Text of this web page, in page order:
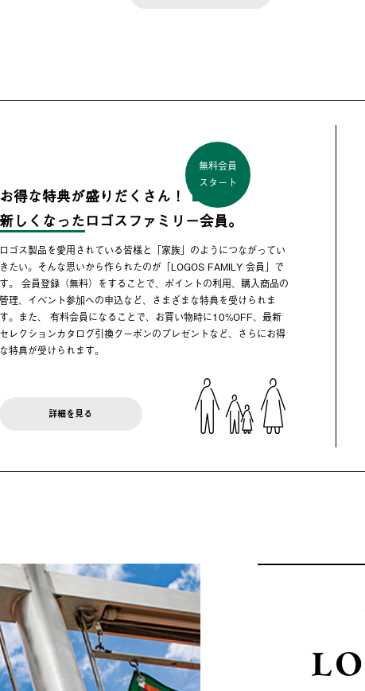
お得な特典が盛りだくさん！
無料会員
スタート
新しくなったロゴスファミリー会員。
ロゴス製品を愛用されている皆様と「家族」のようにつながってい
きたい。そんな思いから作られたのが「LOGOS FAMILY 会員」で
す。 会員登録（無料）をすることで、ポイントの利用、購入商品の
管理、イベント参加への申込など、さまざまな特典を受けられま
す。また、 有料会員になることで、お買い物時に10%OFF、最新
セレクションカタログ引換クーポンのプレゼントなど、さらにお得
な特典が受けられます。
詳細を見る